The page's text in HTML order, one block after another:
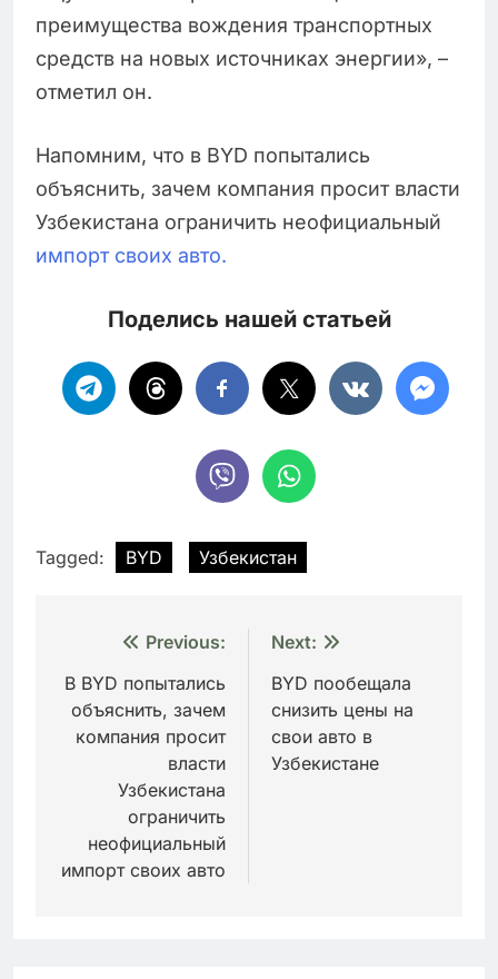
преимущества вождения транспортных
средств на новых источниках энергии», –
отметил он.
Напомним, что в BYD попытались
объяснить, зачем компания просит власти
Узбекистана ограничить неофициальный
импорт своих авто.
Поделись нашей статьей
Tagged: BYD Узбекистан
Навигация
по
записям
Previous:
В BYD попытались
объяснить, зачем
компания просит
власти
Узбекистана
ограничить
неофициальный
импорт своих авто
Next:
BYD пообещала
снизить цены на
свои авто в
Узбекистане